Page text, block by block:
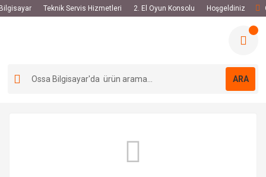
Teknik Servis Hizmetleri 2. El Oyun Konsolu Hoşgeldiniz
ARA